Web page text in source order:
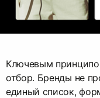
Ключевым
отбор. Бренды не
единый список,